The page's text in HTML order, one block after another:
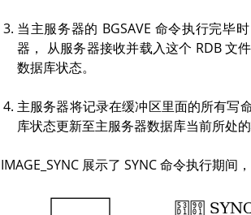
当主服务器的 BGSAVE 命令执行完毕
器， 从服务器接收并载入这个 RDB 文
数据库状态。
主服务器将记录在缓冲区里面的所有写
库状态更新至主服务器数据库当前所处的
展示了 SYNC命令执行期间